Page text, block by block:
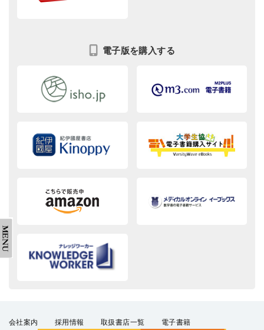
電子版を購入する
会社案内 採用情報 取扱書店一覧 電子書籍